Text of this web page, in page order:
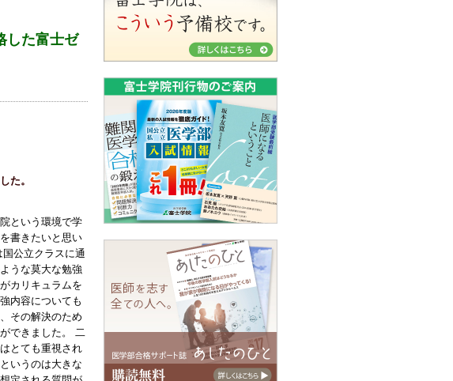
した富士ゼ
た。
という環境で学
書きたいと思い
公立クラスに通
うな莫大な勉強
カリキュラムを
内容についても
その解決のため
できました。 二
とても重視され
いうのは大きな